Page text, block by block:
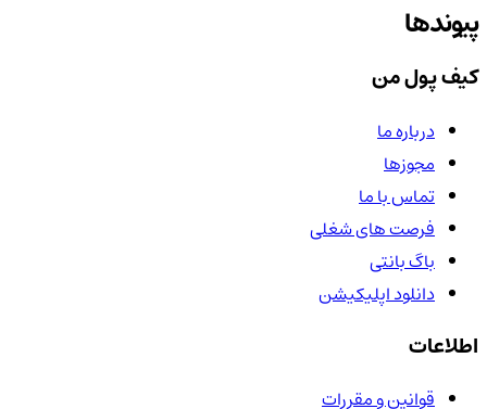
پیوندها
کیف پول من
درباره ما
مجوزها
تماس با ما
فرصت های شغلی
باگ بانتی
دانلود اپلیکیشن
اطلاعات
قوانین و مقررات